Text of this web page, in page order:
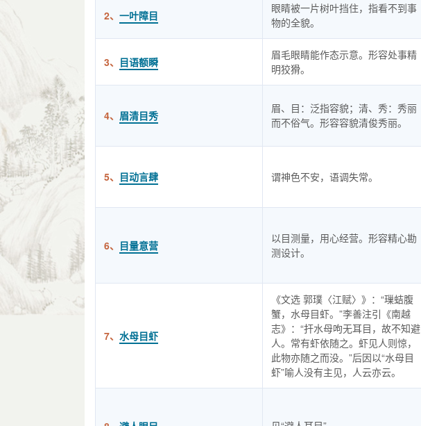
2、 一叶障目
眼睛被一片树叶挡住，指看不到事
物的全貌。
3、 目语额瞬
眉毛眼睛能作态示意。形容处事精
明狡猾。
4、 眉清目秀
眉、目：泛指容貌；清、秀：秀丽
而不俗气。形容容貌清俊秀丽。
5、 目动言肆 谓神色不安，语调失常。
6、 目量意营
以目测量，用心经营。形容精心勘
测设计。
7、 水母目虾
《文选 郭璞〈江赋〉》：“璅蛣腹
蟹，水母目虾。”李善注引《南越
志》：“扞水母呴无耳目，故不知避
人。常有虾依随之。虾见人则惊，
此物亦随之而没。”后因以“水母目
虾”喻人没有主见，人云亦云。